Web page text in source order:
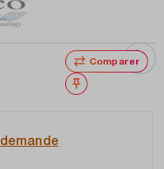
Comparer
Noter
demande